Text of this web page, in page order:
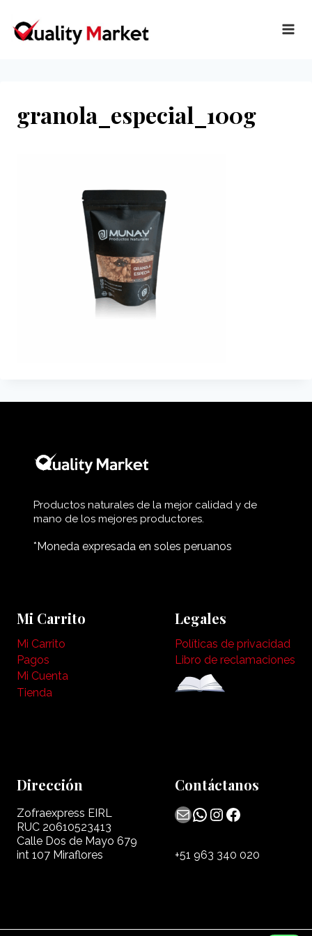
contenido
granola_especial_100g
Productos naturales de la mejor calidad y de
mano de los mejores productores.
*Moneda expresada en soles peruanos
Mi Carrito
Mi Carrito
Pagos
Mi Cuenta
Tienda
Legales
Políticas de privacidad
Libro de reclamaciones
Dirección
Zofraexpress EIRL
RUC 20610523413
Calle Dos de Mayo 679
int 107 Miraflores
Contáctanos
MailWhatsApp
Instagram
Facebook
+51 963 340 020